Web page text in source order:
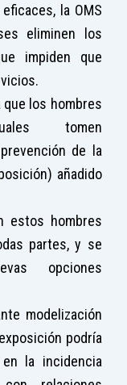
la OMS
eliminen los
impiden que
que los hombres
tomen
de la
añadido
estos hombres
partes, y se
opciones
modelización
podría
la incidencia